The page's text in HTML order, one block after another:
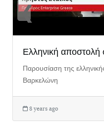
Ελληνική αποστολή
Παρουσίαση της
Βαρκελώνη
8 years ago
❮